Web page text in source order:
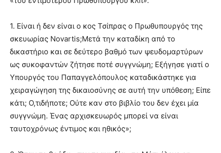
1. Είναι ή δεν είναι ο κος Τσίπρας ο Πρωθυπουργός της
σκευωρίας Novartis;Μετά την καταδίκη από το
δικαστήριο και σε δεύτερο βαθμό των ψευδομαρτύρων
ως συκοφαντών ζήτησε ποτέ συγγνώμη; Εξήγησε γιατί ο
Υπουργός του Παπαγγελόπουλος καταδικάστηκε για
χειραγώγηση της δικαιοσύνης σε αυτή την υπόθεση; Είπε
κάτι; Ο,τιδήποτε; Ούτε καν στο βιβλίο του δεν έχει μία
συγγνώμη. Ένας αρχισκευωρός μπορεί να είναι
ταυτοχρόνως έντιμος και ηθικός»;